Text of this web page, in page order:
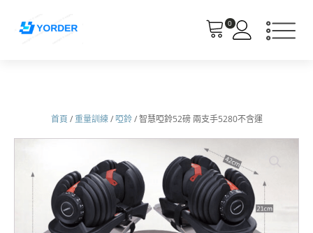
0
首頁 /重量訓練/ 啞鈴/ 智慧啞鈴52磅 兩支手5280不含運